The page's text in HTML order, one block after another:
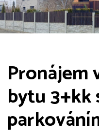
Pronájem
bytu 3+kk